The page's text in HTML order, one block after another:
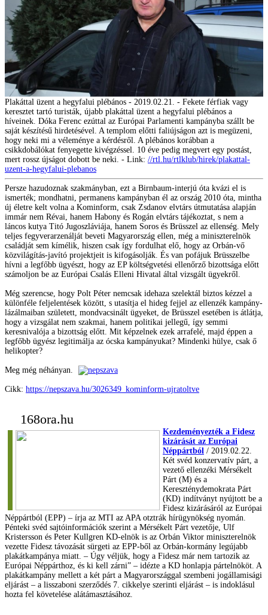
Plakáttal üzent a hegyfalui plébános - 2019.02.21. - Fekete férfiak vagy
keresztet tartó turisták, újabb plakáttal üzent a hegyfalui plébános a
híveinek. Dóka Ferenc ezúttal az Európai Parlamenti kampányba szállt be
saját készítésű hirdetésével. A templom előtti faliújságon azt is megüzeni,
hogy neki mi a véleménye a kérdésről. A plébános korábban a
csikkdobálókat fenyegette kivégzéssel. 10 éve pedig megvert egy postást,
mert rossz újságot dobott be neki. - Link: //rtl.hu/rtlklub/hirek/plakattal-
uzent-a-hegyfalui-plebanos
Persze hazudoznak szakmányban, ezt a Birnbaum-interjú óta kvázi el is
ismerték; mondhatni, permanens kampányban él az ország 2010 óta, mintha
új életre kelt volna a Kominform, csak Zsdanov elvtárs útmutatása alapján
immár nem Révai, hanem Habony és Rogán elvtárs tájékoztat, s nem a
láncos kutya Titó Jugoszláviája, hanem Soros és Brüsszel az ellenség. Mely
teljes fegyverarzenálját beveti Magyarország ellen, még a miniszterelnök
családját sem kímélik, hiszen csak így fordulhat elő, hogy az Orbán-vő
közvilágítás-javító projektjeit is kifogásolják. És van pofájuk Brüsszelbe
hívni a legfőbb ügyészt, hogy az EP költségvetési ellenőrző bizottsága előtt
számoljon be az Európai Csalás Elleni Hivatal által vizsgált ügyekről.
Még szerencse, hogy Polt Péter nemcsak idehaza szelektál biztos kézzel a
különféle feljelentések között, s utasítja el hideg fejjel az ellenzék kampány-
lázálmaiban született, mondvacsinált ügyeket, de Brüsszel esetében is átlátja,
hogy a vizsgálat nem szakmai, hanem politikai jellegű, így semmi
keresnivalója a bizottság előtt. Mit képzelnek ezek arrafelé, majd éppen a
legfőbb ügyész legitimálja az ócska kampányukat? Mindenki hülye, csak ő
helikopter?
Meg még néhányan.
Cikk: https://nepszava.hu/3026349_kominform-ujratoltve
168ora.hu
Kezdeményezték a Fidesz
kizárását az Európai
Néppártból / 2019.02.22.
Két svéd konzervatív párt, a
vezető ellenzéki Mérsékelt
Párt (M) és a
Kereszténydemokrata Párt
(KD) indítványt nyújtott be a
Fidesz kizárásáról az Európai
Néppártból (EPP) – írja az MTI az APA otztrák hírügynökség nyomán.
Pénteki svéd sajtóinformációk szerint a Mérsékelt Párt vezetője, Ulf
Kristersson és Peter Kullgren KD-elnök is az Orbán Viktor miniszterelnök
vezette Fidesz távozását sürgeti az EPP-ből az Orbán-kormány legújabb
plakátkampánya miatt. – Úgy véljük, hogy a Fidesz már nem tartozik az
Európai Néppárthoz, és ki kell zárni” – idézte a KD honlapja pártelnököt. A
plakátkampány mellett a két párt a Magyarországgal szembeni jogállamisági
eljárást – a lisszaboni szerződés 7. cikkelye szerinti eljárást – is indoklásul
hozta fel követelése alátámasztásához.